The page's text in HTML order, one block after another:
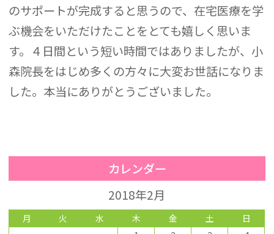
のサポートが完成すると思うので、在宅医療を学
ぶ機会をいただけたことをとても嬉しく思いま
す。４日間という短い時間ではありましたが、小
森院長をはじめ多くの方々に大変お世話になりま
した。本当にありがとうございました。
カレンダー
2018年2月
月 火 水 木 金 土 日